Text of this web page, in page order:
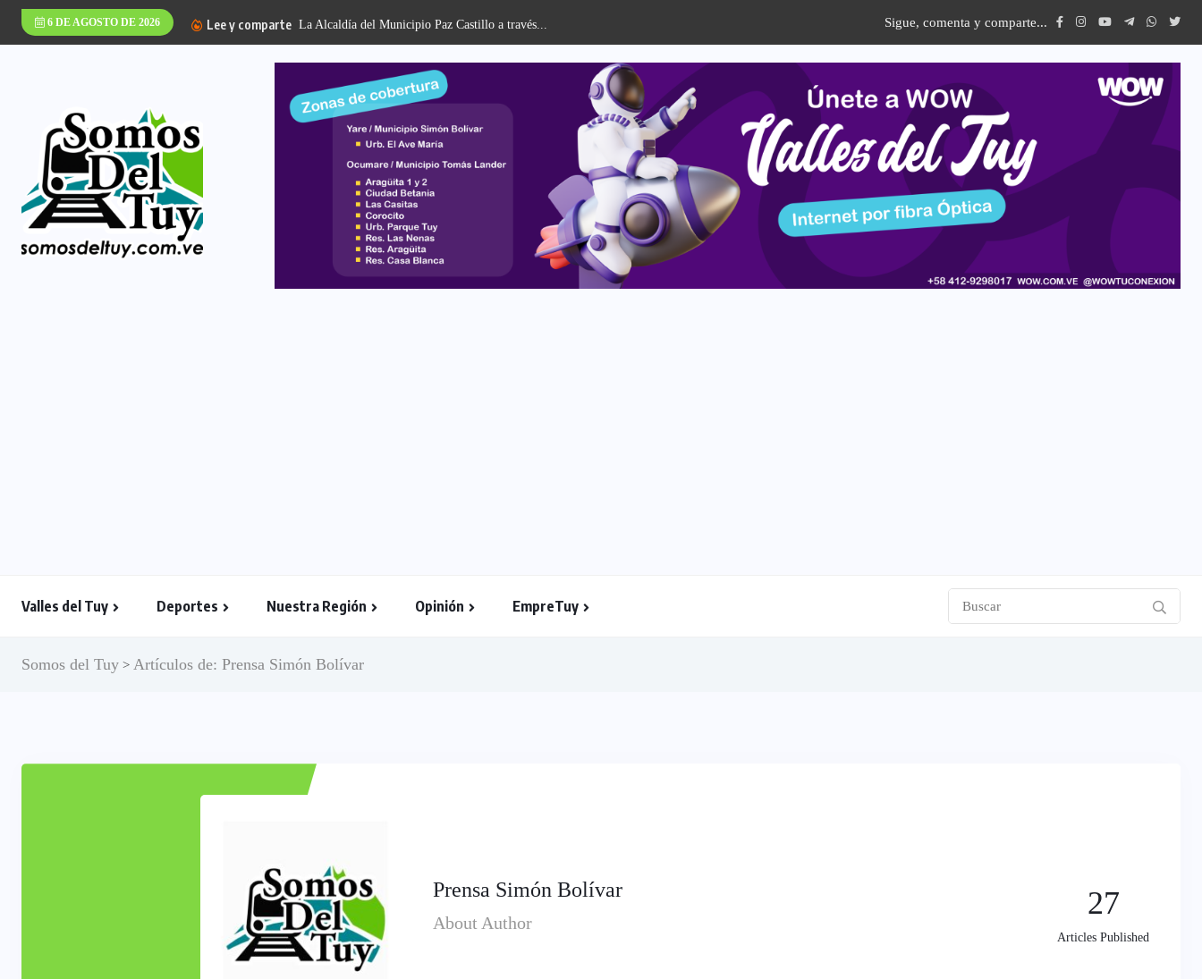
6 DE AGOSTO DE 2026 Lee y comparte La Alcaldía del Municipio Paz Castillo a través... Sigue, comenta y comparte...
Valles del Tuy Deportes Nuestra Región Opinión EmpreTuy
Somos del Tuy > Artículos de: Prensa Simón Bolívar
Prensa Simón Bolívar
About Author
27
Articles Published